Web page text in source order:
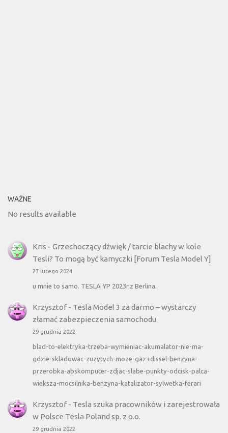
WAŻNE
No results available
Kris - Grzechoczący dźwięk / tarcie blachy w kole
Tesli? To mogą być kamyczki [Forum Tesla Model Y]
27 lutego 2024
u mnie to samo. TESLA YP 2023r.z Berlina.
Krzysztof- Tesla Model 3 za darmo – wystarczy
złamać zabezpieczenia samochodu
29 grudnia 2022
blad-to-elektryka-trzeba-wymieniac-akumalator-nie-ma-
gdzie-skladowac-zuzytych-moze-gaz+dissel-benzyna-
przerobka-abskomputer-zdjac-slabe-punkty-odcisk-palca-
wieksza-mocsilnika-benzyna-katalizator-sylwetka-ferari
Krzysztof- Tesla szuka pracowników i zarejestrowała
w Polsce Tesla Poland sp. z o.o.
29 grudnia 2022